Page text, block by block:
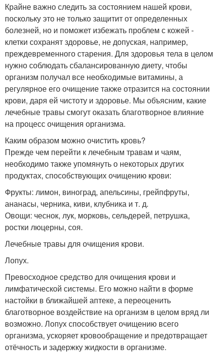
Крайне важно следить за состоянием нашей крови,
поскольку это не только защитит от определенных
болезней, но и поможет избежать проблем с кожей -
клетки сохранят здоровье, не допуская, например,
преждевременного старения. Для здоровья тела в целом
нужно соблюдать сбалансированную диету, чтобы
организм получал все необходимые витамины, а
регулярное его очищение также отразится на состоянии
крови, даря ей чистоту и здоровье. Мы объясним, какие
лечебные травы смогут оказать благотворное влияние
на процесс очищения организма.
Каким образом можно очистить кровь?
Прежде чем перейти к лечебным травам и чаям,
необходимо также упомянуть о некоторых других
продуктах, способствующих очищению крови:
Фрукты: лимон, виноград, апельсины, грейпфруты,
ананасы, черника, киви, клубника и т. д.
Овощи: чеснок, лук, морковь, сельдерей, петрушка,
ростки люцерны, соя.
Лечебные травы для очищения крови.
Лопух.
Превосходное средство для очищения крови и
лимфатической системы. Его можно найти в форме
настойки в ближайшей аптеке, а переоценить
благотворное воздействие на организм в целом вряд ли
возможно. Лопух способствует очищению всего
организма, ускоряет кровообращение и предотвращает
отёчность и задержку жидкости в организме.